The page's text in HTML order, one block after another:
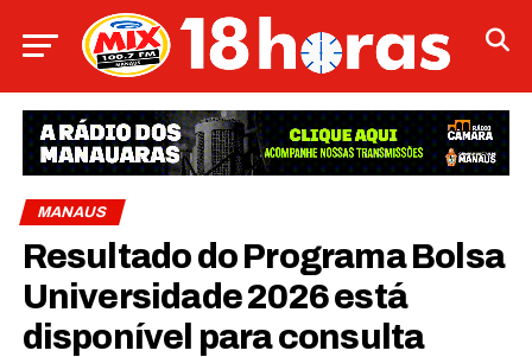
MANAUS
Resultado do Programa Bolsa
Universidade 2026 está
disponível para consulta